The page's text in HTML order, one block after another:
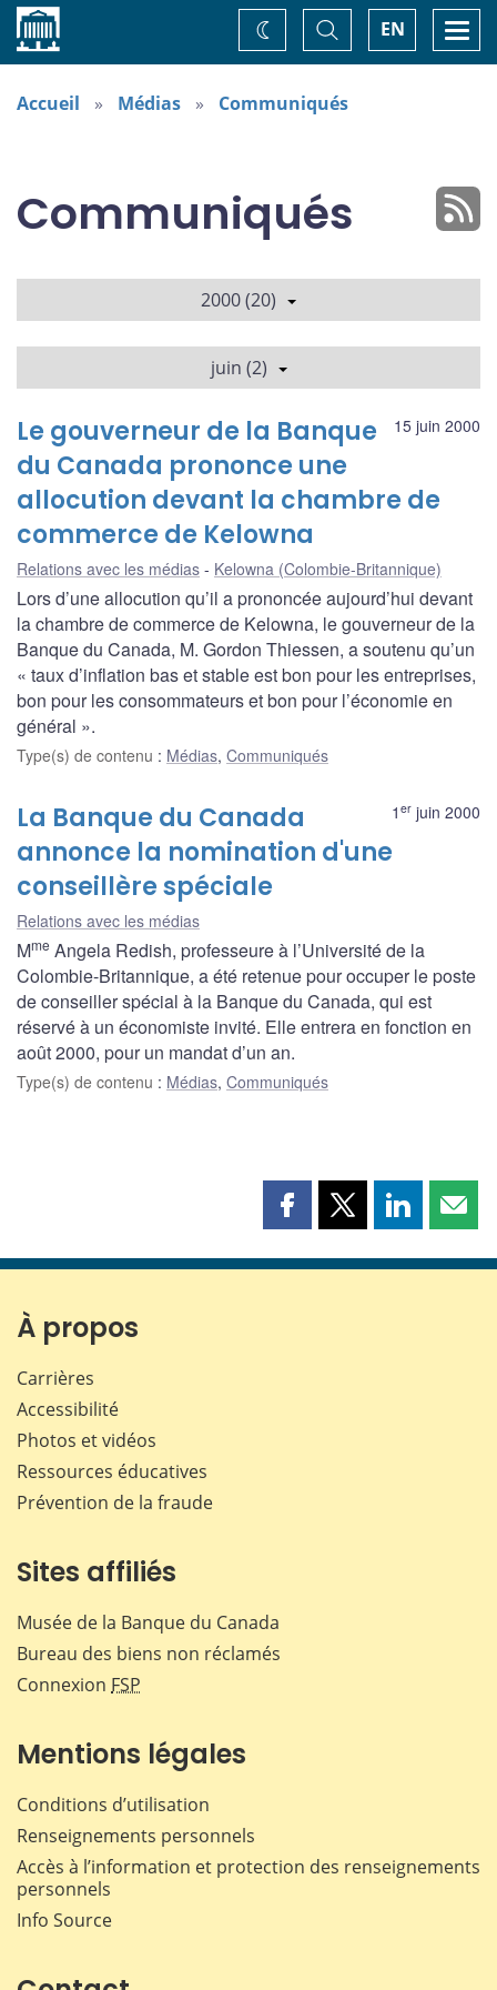
Accueil EN
Basculer
la
recherche
Changez
de
thème
Accueil Médias Communiqués
Communiqués
2000 (20)
juin (2)
15 juin 2000
Le gouverneur de la Banque
du Canada prononce une
allocution devant la chambre de
commerce de Kelowna
Relations avec les médias Kelowna (Colombie-Britannique)
Lors d’une allocution qu’il a prononcée aujourd’hui devant
la chambre de commerce de Kelowna, le gouverneur de la
Banque du Canada, M. Gordon Thiessen, a soutenu qu’un
« taux d’inflation bas et stable est bon pour les entreprises,
bon pour les consommateurs et bon pour l’économie en
général ».
Type(s) de contenu : Médias, Communiqués
1 er juin 2000
La Banque du Canada
annonce la nomination d'une
conseillère spéciale
Relations avec les médias
Mme Angela Redish, professeure à l’Université de la
Colombie-Britannique, a été retenue pour occuper le poste
de conseiller spécial à la Banque du Canada, qui est
réservé à un économiste invité. Elle entrera en fonction en
août 2000, pour un mandat d’un an.
Type(s) de contenu : Médias, Communiqués
Partager
page
Partager
page
Partager
page page
À propos
Carrières
Accessibilité
Photos et vidéos
Ressources éducatives
Prévention de la fraude
Sites affiliés
Musée de la Banque du Canada
Bureau des biens non réclamés
Connexion FSP
Mentions légales
Conditions d’utilisation
Renseignements personnels
Accès à l’information et protection des renseignements
personnels
Info Source